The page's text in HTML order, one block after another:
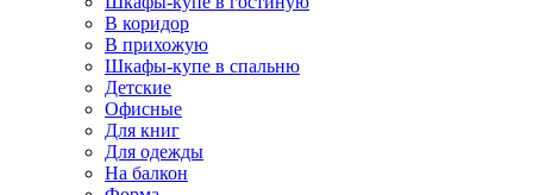
В коридор
В прихожую
Шкафы-купе в спальню
Детские
Офисные
Для книг
Для одежды
На балкон